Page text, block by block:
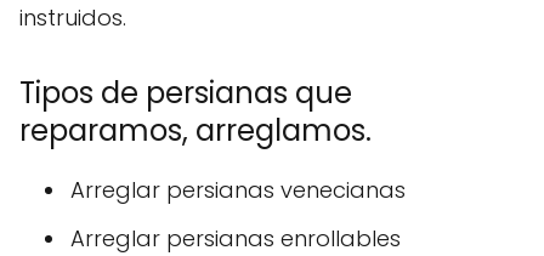
instruidos.
Tipos de persianas que
reparamos, arreglamos.
Arreglar persianas venecianas
Arreglar persianas enrollables